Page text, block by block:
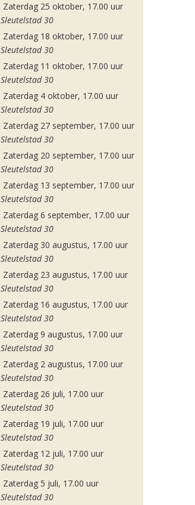
Zaterdag 25 oktober, 17.00 uur
Sleutelstad 30
Zaterdag 18 oktober, 17.00 uur
Sleutelstad 30
Zaterdag 11 oktober, 17.00 uur
Sleutelstad 30
Zaterdag 4 oktober, 17.00 uur
Sleutelstad 30
Zaterdag 27 september, 17.00 uur
Sleutelstad 30
Zaterdag 20 september, 17.00 uur
Sleutelstad 30
Zaterdag 13 september, 17.00 uur
Sleutelstad 30
Zaterdag 6 september, 17.00 uur
Sleutelstad 30
Zaterdag 30 augustus, 17.00 uur
Sleutelstad 30
Zaterdag 23 augustus, 17.00 uur
Sleutelstad 30
Zaterdag 16 augustus, 17.00 uur
Sleutelstad 30
Zaterdag 9 augustus, 17.00 uur
Sleutelstad 30
Zaterdag 2 augustus, 17.00 uur
Sleutelstad 30
Zaterdag 26 juli, 17.00 uur
Sleutelstad 30
Zaterdag 19 juli, 17.00 uur
Sleutelstad 30
Zaterdag 12 juli, 17.00 uur
Sleutelstad 30
Zaterdag 5 juli, 17.00 uur
Sleutelstad 30